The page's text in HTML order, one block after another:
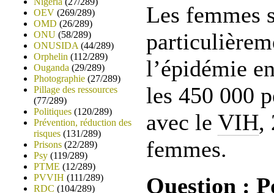
OEV (269/289)
OMD (26/289)
ONU (58/289)
ONUSIDA (44/289)
Orphelin (112/289)
Ouganda (29/289)
Photographie (27/289)
Pillage des ressources
(77/289)
Politiques (120/289)
Prévention, réduction des
risques (131/289)
Prisons (22/289)
Psy (119/289)
PTME (12/289)
PVVIH (111/289)
RDC (104/289)
Les femmes
l’épidémie
les 450 000
avec le VIH,
femmes.
Question :